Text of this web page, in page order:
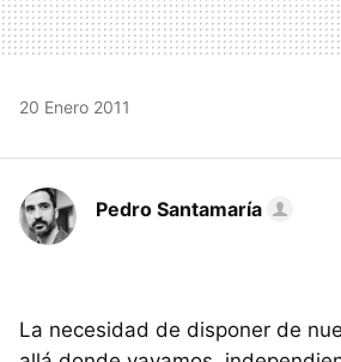
20 Enero 2011
Pedro Santamaría
La necesidad de disponer de